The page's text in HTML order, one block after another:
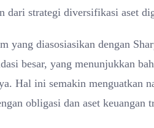
dari strategi diversifikasi aset
yang diasosiasikan dengan
besar, yang menunjukkan
Hal ini semakin menguatkan
obligasi dan aset keuangan